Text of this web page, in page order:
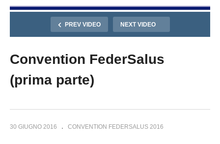
PREV VIDEO NEXT VIDEO
Convention FederSalus
(prima parte)
30 GIUGNO 2016 CONVENTION FEDERSALUS 2016